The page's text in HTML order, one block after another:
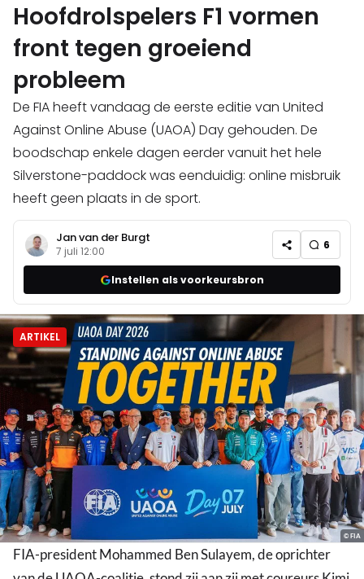
Hoofdrolspelers F1 vormen
front tegen groeiend
probleem
De FIA heeft vandaag de eerste editie van United
Against Online Abuse (UAOA) Day gehouden. De
boodschap enkele dagen eerder vanuit het hele
Silverstone-paddock was eenduidig: online misbruik
heeft geen plaats in de sport.
Jan van der Burgt
7 juli 12:00 6
Instellen als voorkeursbron
ARTIKEL
© FIA
FIA-president Mohammed Ben Sulayem, de oprichter